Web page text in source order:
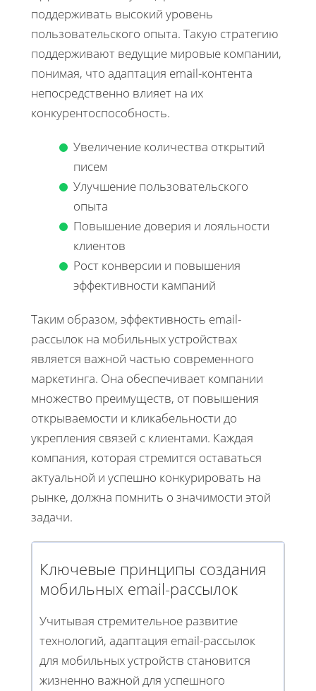
поддерживать высокий уровень
пользовательского опыта. Такую стратегию
поддерживают ведущие мировые компании,
понимая, что адаптация email-контента
непосредственно влияет на их
конкурентоспособность.
Увеличение количества открытий
писем
Улучшение пользовательского
опыта
Повышение доверия и лояльности
клиентов
Рост конверсии и повышения
эффективности кампаний
Таким образом, эффективность email-
рассылок на мобильных устройствах
является важной частью современного
маркетинга. Она обеспечивает компании
множество преимуществ, от повышения
открываемости и кликабельности до
укрепления связей с клиентами. Каждая
компания, которая стремится оставаться
актуальной и успешно конкурировать на
рынке, должна помнить о значимости этой
задачи.
Ключевые принципы создания
мобильных email-рассылок
Учитывая стремительное развитие
технологий, адаптация email-рассылок
для мобильных устройств становится
жизненно важной для успешного